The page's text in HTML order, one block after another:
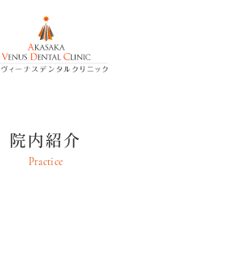
院内紹介
Practice